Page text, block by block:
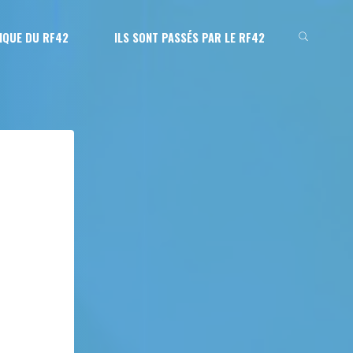
DU RF42 ILS SONT PASSÉS PAR LE RF42